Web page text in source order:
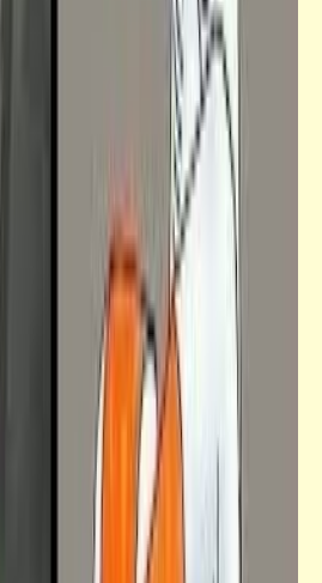
خلّي بالك من عقلك .. لو جدع
أوركسترا "باريس"
الموشّح الأندلسي الرائع "لمّا